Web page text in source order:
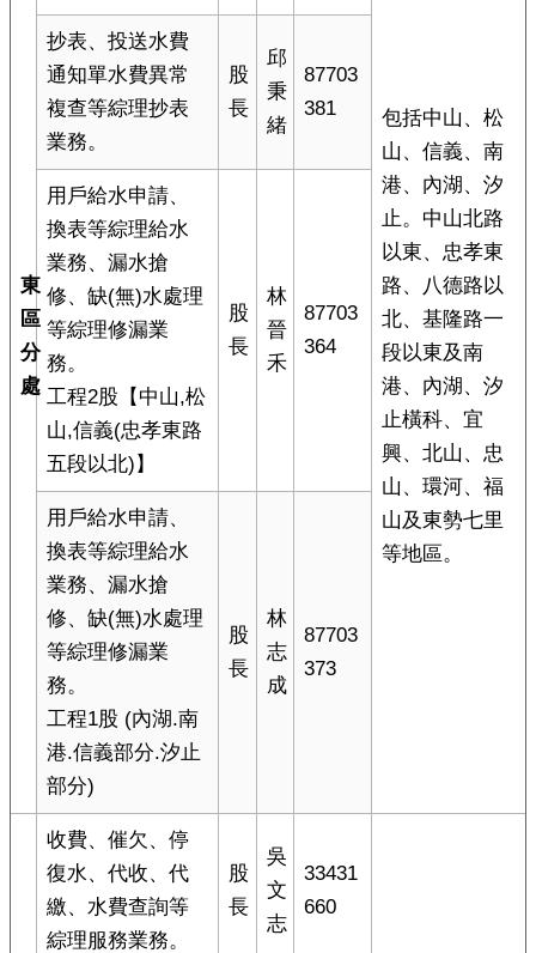
東
區
分
處
包括中山、松
山、信義、南
港、內湖、汐
止。中山北路
以東、忠孝東
路、八德路以
北、基隆路一
段以東及南
港、內湖、汐
止橫科、宜
興、北山、忠
山、環河、福
山及東勢七里
等地區。
抄表、投送水費
通知單水費異常
複查等綜理抄表
業務。
股
長
邱
秉
緒
87703
381
用戶給水申請、
換表等綜理給水
業務、漏水搶
修、缺(無)水處理
等綜理修漏業
務。
工程2股【中山,松
山,信義(忠孝東路
五段以北)】
股
長
林
晉
禾
87703
364
用戶給水申請、
換表等綜理給水
業務、漏水搶
修、缺(無)水處理
等綜理修漏業
務。
工程1股 (內湖.南
港.信義部分.汐止
部分)
股
長
林
志
成
87703
373
收費、催欠、停
復水、代收、代
繳、水費查詢等
綜理服務業務。
股
長
吳
文
志
33431
660